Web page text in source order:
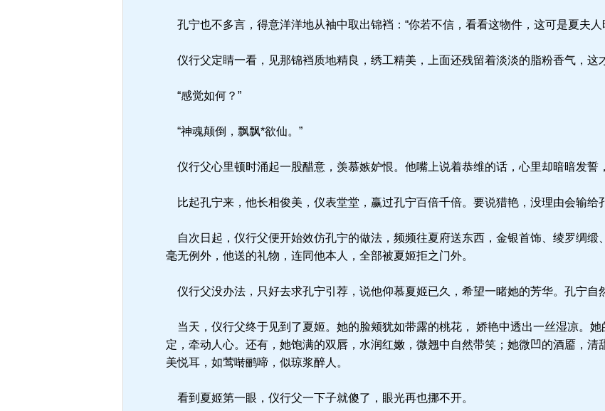
孔宁也不多言，得意洋洋地从袖中取出锦裆：“你若不信，看看这物件，这可是夏夫人
仪行父定睛一看，见那锦裆质地精良，绣工精美，上面还残留着淡淡的脂粉香气，这
“感觉如何？”
“神魂颠倒，飘飘*欲仙。”
仪行父心里顿时涌起一股醋意，羡慕嫉妒恨。他嘴上说着恭维的话，心里却暗暗发誓
比起孔宁来，他长相俊美，仪表堂堂，赢过孔宁百倍千倍。要说猎艳，没理由会输给
自次日起，仪行父便开始效仿孔宁的做法，频频往夏府送东西，金银首饰、绫罗绸缎
毫无例外，他送的礼物，连同他本人，全部被夏姬拒之门外。
仪行父没办法，只好去求孔宁引荐，说他仰慕夏姬已久，希望一睹她的芳华。孔宁自
当天，仪行父终于见到了夏姬。她的脸颊犹如带露的桃花， 娇艳中透出一丝湿凉。
定，牵动人心。还有，她饱满的双唇，水润红嫩，微翘中自然带笑；她微凹的酒靥，
美悦耳，如莺啭鹂啼，似琼浆醉人。
看到夏姬第一眼，仪行父一下子就傻了，眼光再也挪不开。